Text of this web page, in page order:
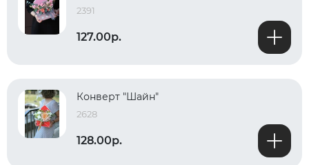
2391
127.00р.
Конверт "Шайн"
2628
128.00р.